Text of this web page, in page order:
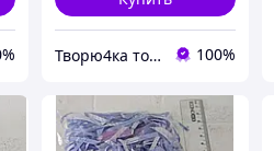
Творю4ка товары для упаковки и декора 100%